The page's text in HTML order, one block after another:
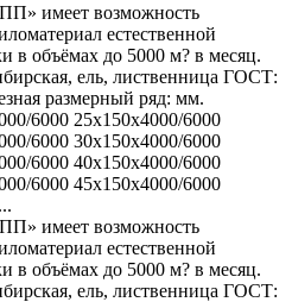
имеет возможность
естественной
в объёмах до 5000 м? в месяц.
ель, лиственница ГОСТ:
размерный ряд: мм.
6000 25х150х4000/6000
6000 30х150х4000/6000
6000 40х150х4000/6000
6000 45х150х4000/6000
имеет возможность
естественной
в объёмах до 5000 м? в месяц.
ель, лиственница ГОСТ: